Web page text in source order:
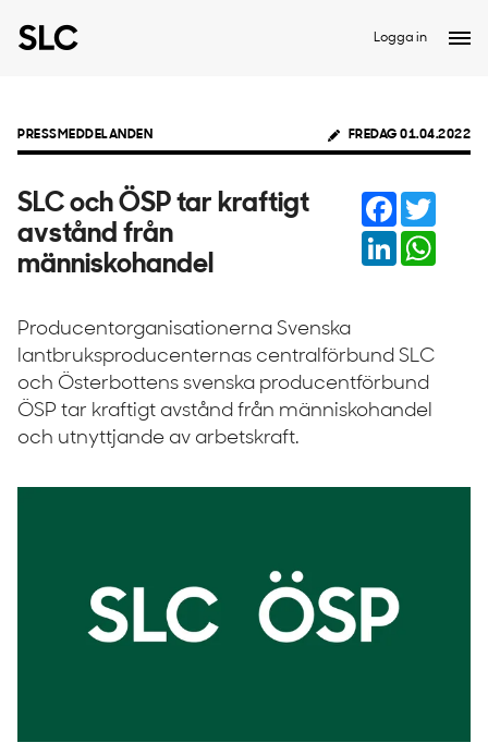
Logga in
PRESSMEDDELANDEN FREDAG 01.04.2022
SLC och ÖSP tar kraftigt
avstånd från
människohandel
Facebook
LinkedIn
Producentorganisationerna Svenska
lantbruksproducenternas centralförbund SLC
och Österbottens svenska producentförbund
ÖSP tar kraftigt avstånd från människohandel
och utnyttjande av arbetskraft.